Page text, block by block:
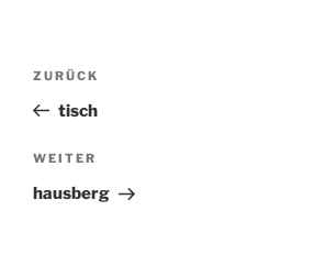
Beitragsnavigation
Vorheriger
Beitrag
ZURÜCK
tisch
Nächster
Beitrag
WEITER
hausberg